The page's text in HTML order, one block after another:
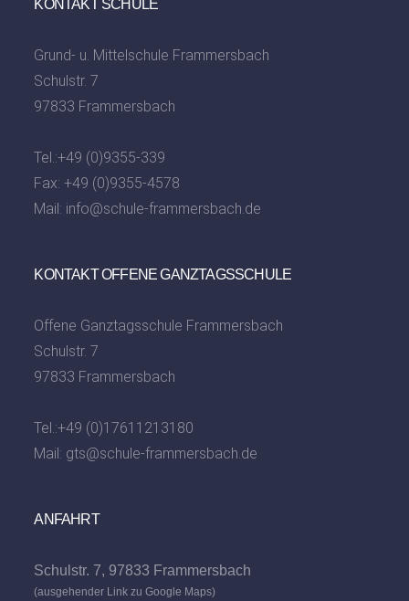
KONTAKT SCHULE
Grund- u. Mittelschule Frammersbach
Schulstr. 7
97833 Frammersbach
Tel.:+49 (0)9355-339
Fax: +49 (0)9355-4578
Mail: info@schule-frammersbach.de
KONTAKT OFFENE GANZTAGSSCHULE
Offene Ganztagsschule Frammersbach
Schulstr. 7
97833 Frammersbach
Tel.:+49 (0)17611213180
Mail: gts@schule-frammersbach.de
ANFAHRT
Schulstr. 7, 97833 Frammersbach
(ausgehender Link zu Google Maps)